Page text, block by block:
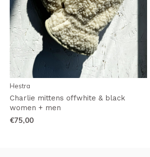
Hestra
Charlie mittens offwhite & black
women + men
€75,00